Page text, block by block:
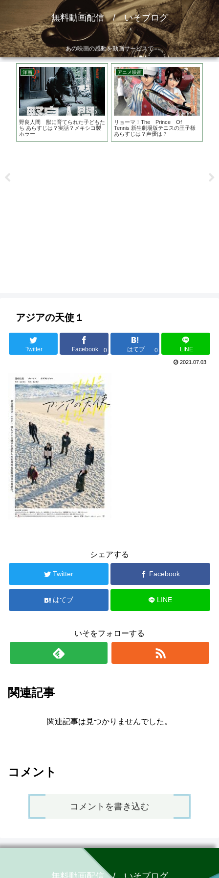
無料動画配信 / いそブログ
あの映画の感動を動画サービスで
洋画
野良人間 獣に育てられた子どもた
ち あらすじは？実話？メキシコ製
ホラー
アニメ映画
リョーマ！The Prince Of
Tennis 新生劇場版テニスの王子様
あらすじは？声優は？
アジアの天使１
Twitter Facebook 0 はてブ 0 LINE
2021.07.03
シェアする
Twitter Facebook
はてブ LINE
いそをフォローする
関連記事
関連記事は見つかりませんでした。
コメント
コメントを書き込む